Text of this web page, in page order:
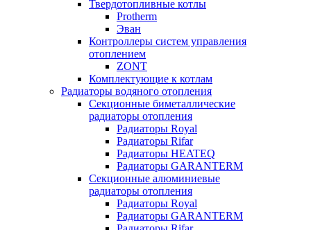
Твердотопливные котлы
Protherm
Эван
Контроллеры систем управления
отоплением
ZONT
Комплектующие к котлам
Радиаторы водяного отопления
Секционные биметаллические
радиаторы отопления
Радиаторы Royal
Радиаторы Rifar
Радиаторы HEATEQ
Радиаторы GARANTERM
Секционные алюминиевые
радиаторы отопления
Радиаторы Royal
Радиаторы GARANTERM